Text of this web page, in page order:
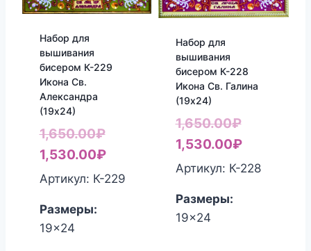
Набор для
вышивания
бисером К-229
Икона Св.
Александра
(19х24)
1,650.00₽Первоначальная
цена
составляла
1,530.00₽Текущая
цена:
Артикул: К-229
Размеры:
19x24
Набор для
вышивания
бисером К-228
Икона Св. Галина
(19х24)
1,650.00₽
цена
1,530.00₽Текущая
цена:
Артикул: К-228
Размеры:
19x24